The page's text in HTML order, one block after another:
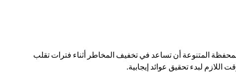
المتنوعة أن تساعد في تخفيف المخاطر أثناء فترات تقلب
اللازم لبدء تحقيق عوائد إيجابية.